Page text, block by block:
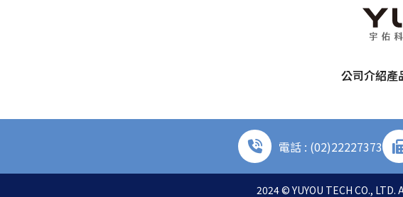
公司介紹產
電話 : (02)22227373
2024 © YUYOU TECH CO.,